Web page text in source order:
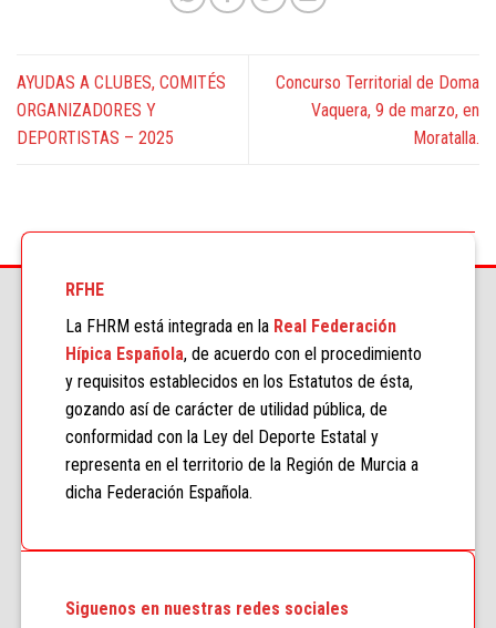
AYUDAS A CLUBES, COMITÉS
ORGANIZADORES Y
DEPORTISTAS – 2025
Concurso Territorial de Doma
Vaquera, 9 de marzo, en
Moratalla.
RFHE
La FHRM está integrada en la Real Federación
Hípica Española, de acuerdo con el procedimiento
y requisitos establecidos en los Estatutos de ésta,
gozando así de carácter de utilidad pública, de
conformidad con la Ley del Deporte Estatal y
representa en el territorio de la Región de Murcia a
dicha Federación Española.
Siguenos en nuestras redes sociales